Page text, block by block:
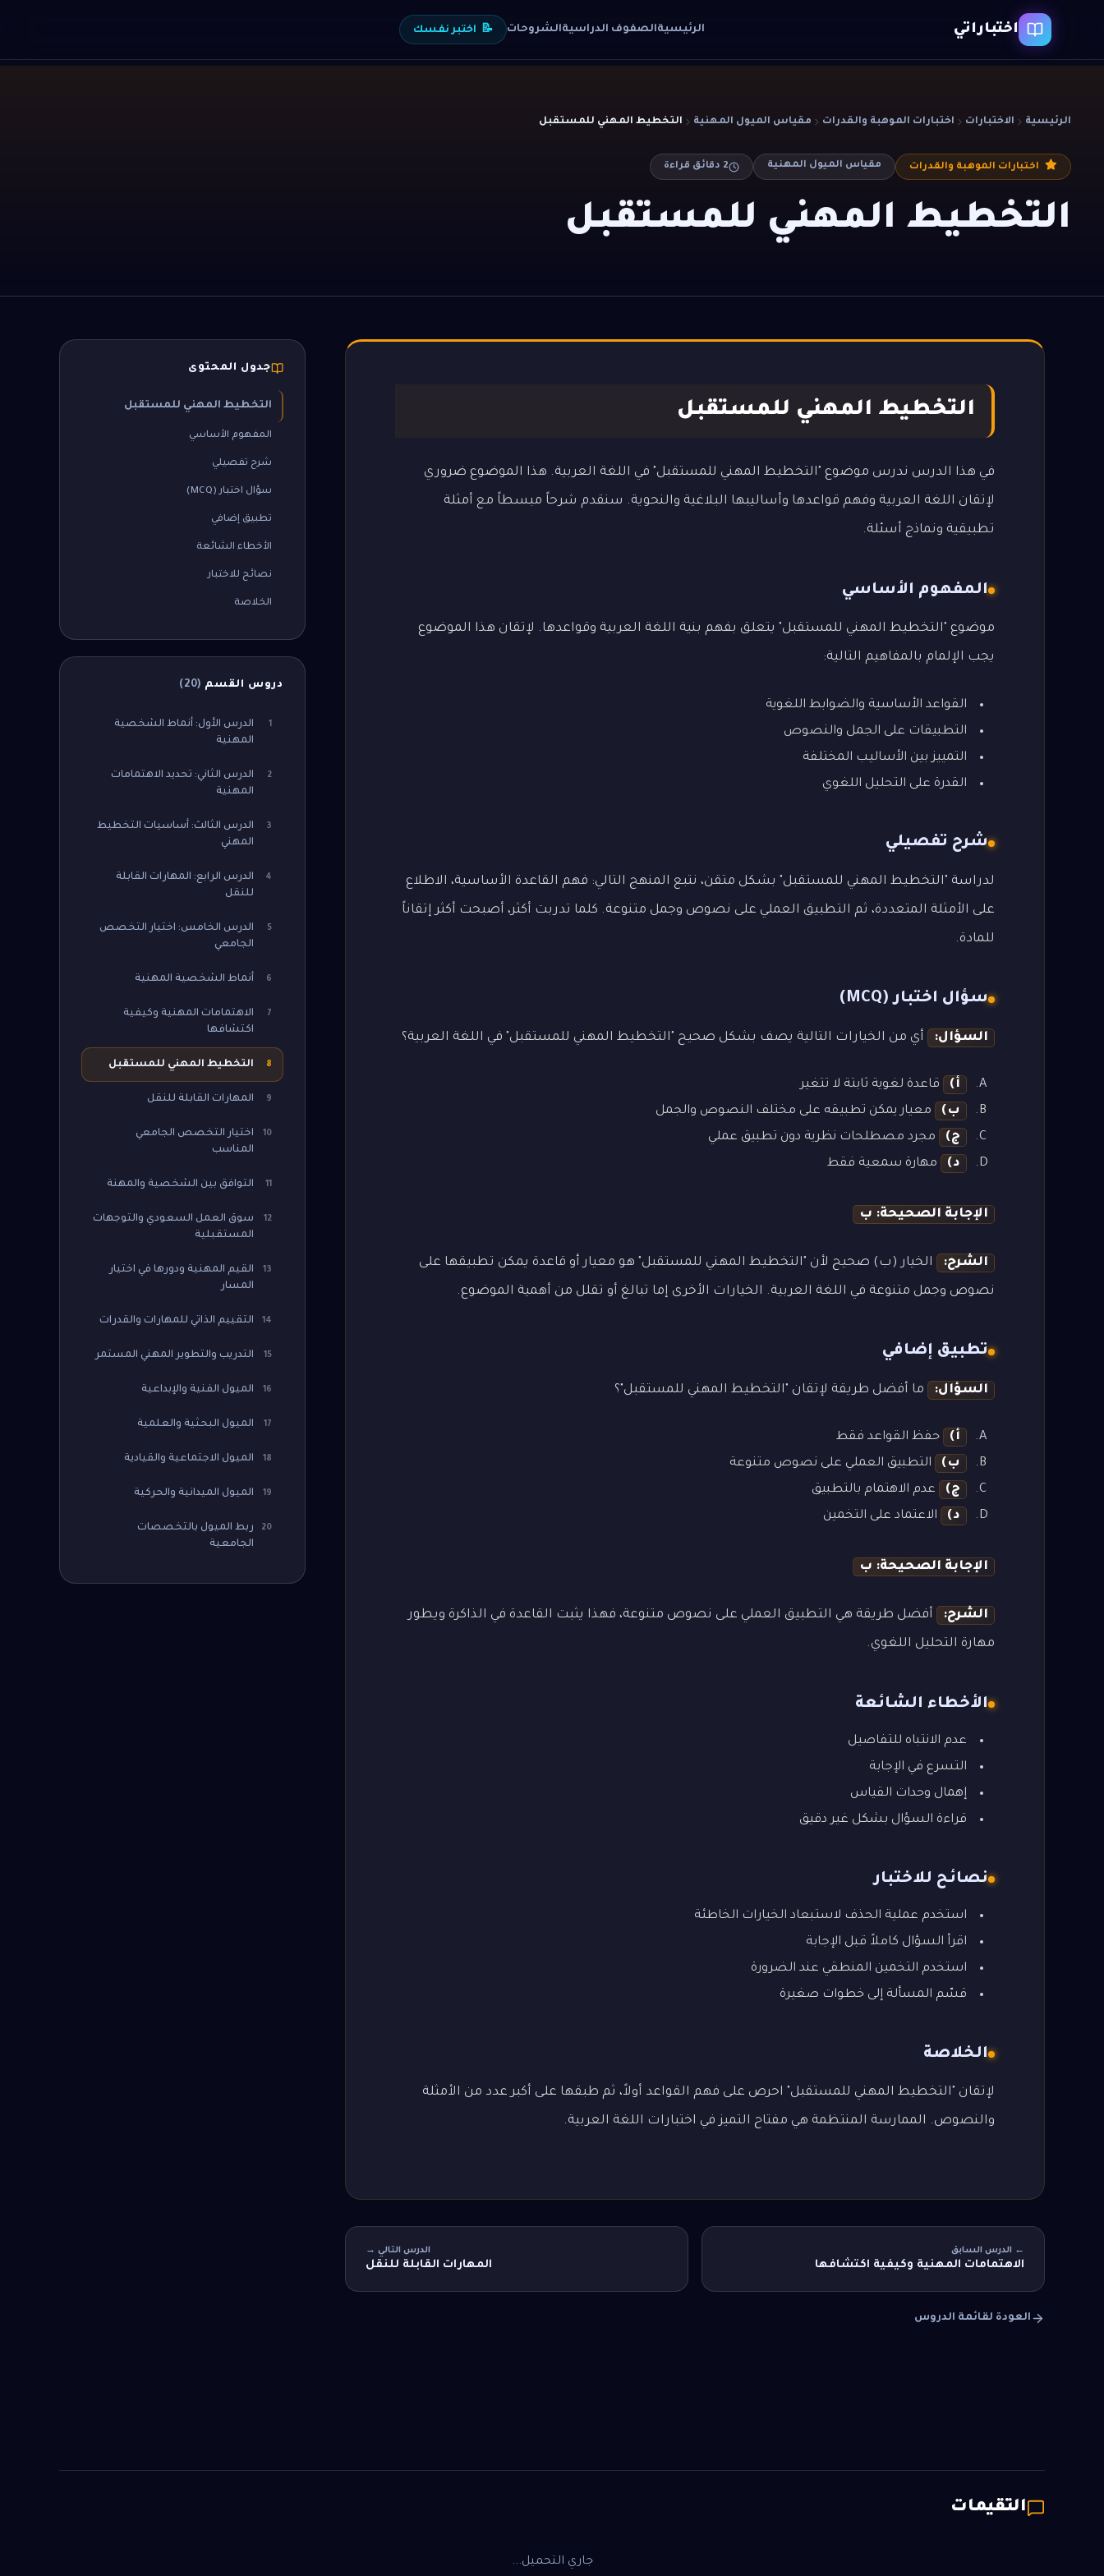
اختباراتي الرئيسيةالصفوف الدراسيةالشروحات 📝 اختبر نفسك
الرئيسية الاختبارات اختبارات الموهبة والقدرات مقياس الميول المهنية التخطيط المهني للمستقبل
اختبارات الموهبة والقدرات مقياس الميول المهنية 2 دقائق قراءة
التخطيط المهني للمستقبل
التخطيط المهني للمستقبل
في هذا الدرس ندرس موضوع "التخطيط المهني للمستقبل" في اللغة العربية. هذا الموضوع ضروري
لإتقان اللغة العربية وفهم قواعدها وأساليبها البلاغية والنحوية. سنقدم شرحاً مبسطاً مع أمثلة
تطبيقية ونماذج أسئلة.
المفهوم الأساسي
موضوع "التخطيط المهني للمستقبل" يتعلق بفهم بنية اللغة العربية وقواعدها. لإتقان هذا الموضوع
يجب الإلمام بالمفاهيم التالية:
القواعد الأساسية والضوابط اللغوية
التطبيقات على الجمل والنصوص
التمييز بين الأساليب المختلفة
القدرة على التحليل اللغوي
شرح تفصيلي
لدراسة "التخطيط المهني للمستقبل" بشكل متقن، نتبع المنهج التالي: فهم القاعدة الأساسية، الاطلاع
على الأمثلة المتعددة، ثم التطبيق العملي على نصوص وجمل متنوعة. كلما تدربت أكثر، أصبحت أكثر إتقاناً
للمادة.
سؤال اختبار (MCQ)
السؤال: أي من الخيارات التالية يصف بشكل صحيح "التخطيط المهني للمستقبل" في اللغة العربية؟
أ)
قاعدة لغوية ثابتة لا تتغير
ب)
معيار يمكن تطبيقه على مختلف النصوص والجمل
ج)
مجرد مصطلحات نظرية دون تطبيق عملي
د)
مهارة سمعية فقط
الإجابة الصحيحة: ب
الشرح: الخيار (ب) صحيح لأن "التخطيط المهني للمستقبل" هو معيار أو قاعدة يمكن تطبيقها على
نصوص وجمل متنوعة في اللغة العربية. الخيارات الأخرى إما تبالغ أو تقلل من أهمية الموضوع.
تطبيق إضافي
السؤال: ما أفضل طريقة لإتقان "التخطيط المهني للمستقبل"؟
أ)
حفظ القواعد فقط
ب)
التطبيق العملي على نصوص متنوعة
ج)
عدم الاهتمام بالتطبيق
د)
الاعتماد على التخمين
الإجابة الصحيحة: ب
الشرح: أفضل طريقة هي التطبيق العملي على نصوص متنوعة، فهذا يثبت القاعدة في الذاكرة ويطور
مهارة التحليل اللغوي.
الأخطاء الشائعة
عدم الانتباه للتفاصيل
التسرع في الإجابة
إهمال وحدات القياس
قراءة السؤال بشكل غير دقيق
نصائح للاختبار
استخدم عملية الحذف لاستبعاد الخيارات الخاطئة
اقرأ السؤال كاملاً قبل الإجابة
استخدم التخمين المنطقي عند الضرورة
قسّم المسألة إلى خطوات صغيرة
الخلاصة
لإتقان "التخطيط المهني للمستقبل" احرص على فهم القواعد أولاً، ثم طبقها على أكبر عدد من الأمثلة
والنصوص. الممارسة المنتظمة هي مفتاح التميز في اختبارات اللغة العربية.
← الدرس السابق
الاهتمامات المهنية وكيفية اكتشافها
الدرس التالي →
المهارات القابلة للنقل
العودة لقائمة الدروس
جدول المحتوى
التخطيط المهني للمستقبل
المفهوم الأساسي
شرح تفصيلي
سؤال اختبار (MCQ)
تطبيق إضافي
الأخطاء الشائعة
نصائح للاختبار
الخلاصة
دروس القسم (
20
)
1
الدرس الأول: أنماط الشخصية
المهنية
2
الدرس الثاني: تحديد الاهتمامات
المهنية
3
الدرس الثالث: أساسيات التخطيط
المهني
4
الدرس الرابع: المهارات القابلة
للنقل
5
الدرس الخامس: اختيار التخصص
الجامعي
6 أنماط الشخصية المهنية
7
الاهتمامات المهنية وكيفية
اكتشافها
8 التخطيط المهني للمستقبل
9 المهارات القابلة للنقل
10
اختيار التخصص الجامعي
المناسب
11 التوافق بين الشخصية والمهنة
12
سوق العمل السعودي والتوجهات
المستقبلية
13
القيم المهنية ودورها في اختيار
المسار
14 التقييم الذاتي للمهارات والقدرات
15 التدريب والتطوير المهني المستمر
16 الميول الفنية والإبداعية
17 الميول البحثية والعلمية
18 الميول الاجتماعية والقيادية
19 الميول الميدانية والحركية
20
ربط الميول بالتخصصات
الجامعية
التقيمات
جاري التحميل...